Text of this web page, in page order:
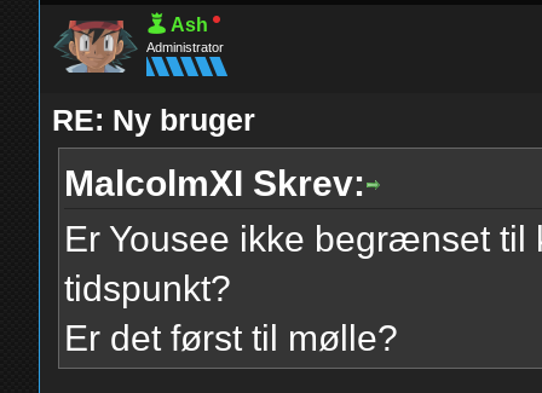
Ash
Administrator
RE: Ny bruger
MalcolmXI Skrev:
Er Yousee ikke begrænset
tidspunkt?
Er det først til mølle?